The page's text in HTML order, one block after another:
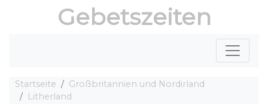
Gebetszeiten
Startseite
Großbritannien und Nordirland
Litherland